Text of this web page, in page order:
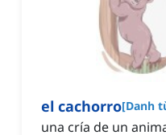
el cachorro[Danh
una cría de un